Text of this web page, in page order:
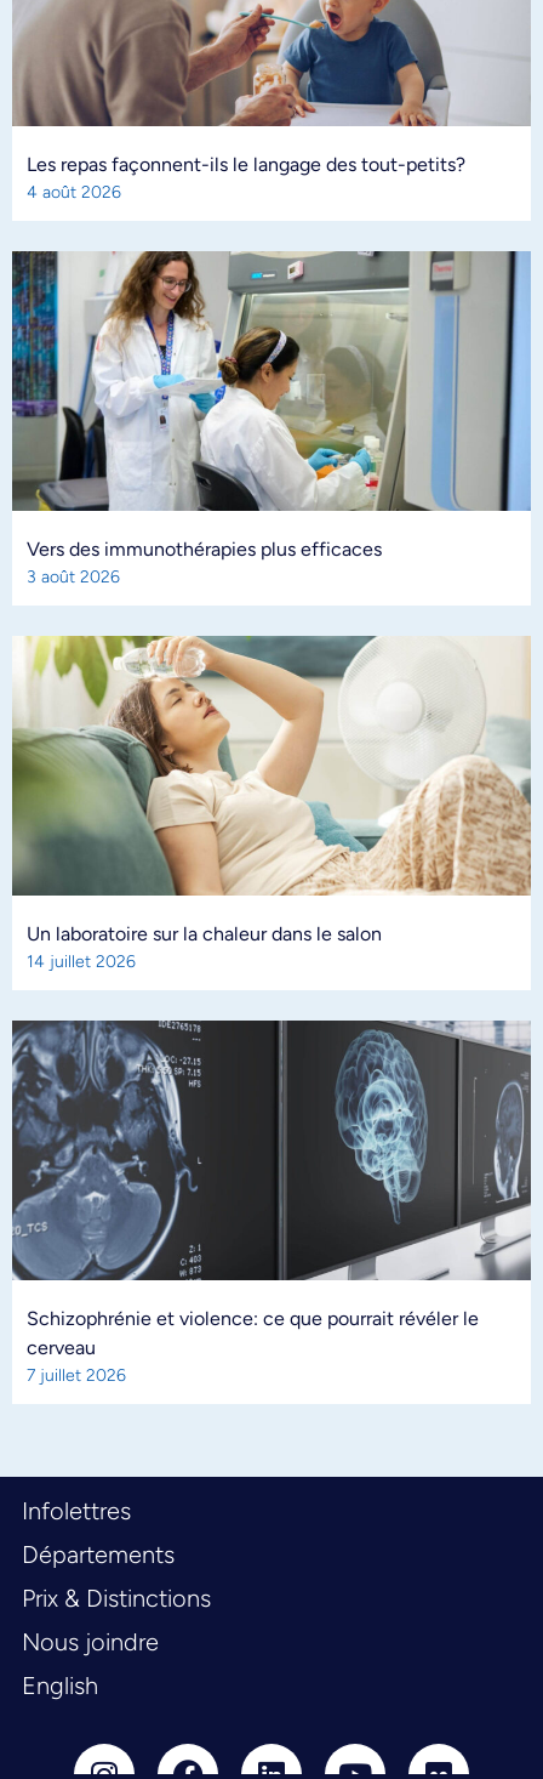
Les repas façonnent-ils le langage des tout-petits?
4 août 2026
Vers des immunothérapies plus efficaces
3 août 2026
Un laboratoire sur la chaleur dans le salon
14 juillet 2026
Schizophrénie et violence: ce que pourrait révéler le
cerveau
7 juillet 2026
Infolettres
Départements
Prix & Distinctions
Nous joindre
English